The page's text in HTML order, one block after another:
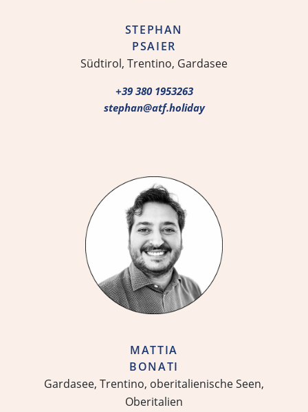
STEPHAN
PSAIER
Südtirol, Trentino, Gardasee
+39 380 1953263
stephan@atf.holiday
MATTIA
BONATI
Gardasee, Trentino, oberitalienische Seen,
Oberitalien